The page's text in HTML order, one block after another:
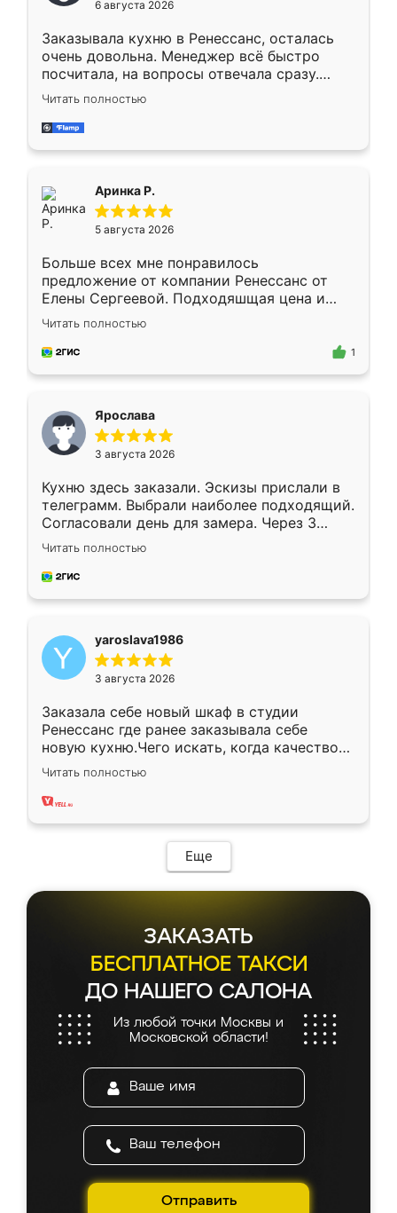
мебели буду заказывать только здесь.
6 августа 2026
Заказывала кухню в Ренессанс, осталась
очень довольна. Менеджер всё быстро
посчитала, на вопросы отвечала сразу.
Замерщик приехал в субботу, подошёл к
делу со всей ответственностью. Собрали
за день, ребята работали аккуратно, даже
Читать полностью
Аринка Р.
5 августа 2026
Больше всех мне понравилось
предложение от компании Ренессанс от
Елены Сергеевой. Подходяшщая цена и
короткие сроки изготовления. Приехавший
для замера сотрудник Владислав
предложил по моему эскизу самый
Читать полностью
1
Ярослава
3 августа 2026
Кухню здесь заказали. Эскизы прислали в
телеграмм. Выбрали наиболее подходящий.
Согласовали день для замера. Через 3
недели кухня была уже готова. Остались
довольны работой. Спасибо Ренессанс
мебель за качественную работу!
Читать полностью
yaroslava1986
3 августа 2026
Заказала себе новый шкаф в студии
Ренессанс где ранее заказывала себе
новую кухню.Чего искать, когда качеством
вполне довольна. Служит кухня уже почти
два года, нареканий нет.
Читать полностью
Еще
ЗАКАЗАТЬ
БЕСПЛАТНОЕ ТАКСИ
ДО НАШЕГО САЛОНА
Из любой точки Москвы и
Московской области!
Отправить